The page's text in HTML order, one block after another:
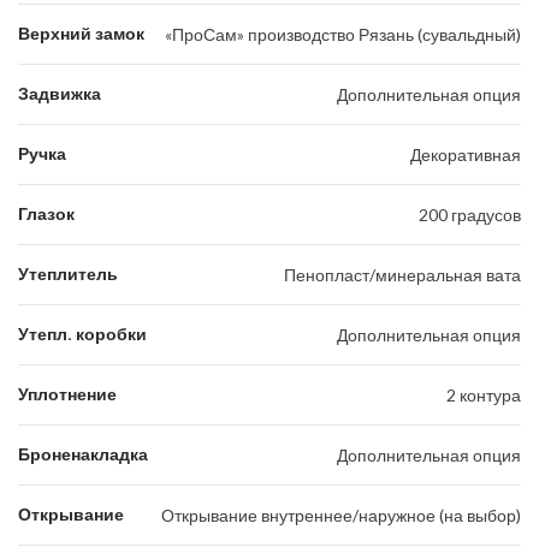
Верхний замок «ПроСам» производство Рязань (сувальдный)
Задвижка Дополнительная опция
Ручка Декоративная
Глазок 200 градусов
Утеплитель Пенопласт/минеральная вата
Утепл. коробки Дополнительная опция
Уплотнение 2 контура
Броненакладка Дополнительная опция
Открывание Открывание внутреннее/наружное (на выбор)